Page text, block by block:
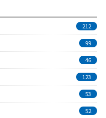
212
99
46
123
53
52